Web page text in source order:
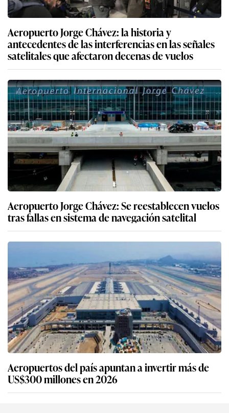
Aeropuerto Jorge Chávez: la historia y
antecedentes de las interferencias en las señales
satelitales que afectaron decenas de vuelos
Aeropuerto Jorge Chávez: Se reestablecen vuelos
tras fallas en sistema de navegación satelital
Aeropuertos del país apuntan a invertir más de
US$300 millones en 2026